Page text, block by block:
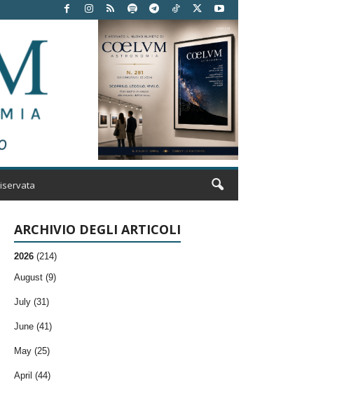
ARCHIVIO DEGLI ARTICOLI
2026 (214)
August (9)
July (31)
June (41)
May (25)
April (44)